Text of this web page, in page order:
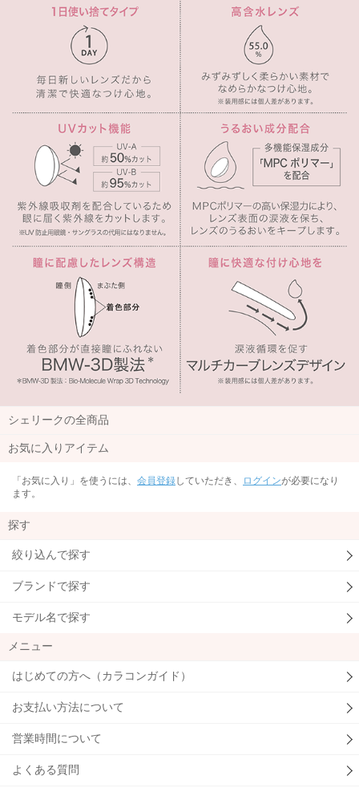
シェリークの全商品
お気に入りアイテム
「お気に入り」を使うには、 会員登録していただき、 ログインが必要になり
ます。
探す
絞り込んで探す
ブランドで探す
モデル名で探す
メニュー
はじめての方へ（カラコンガイド）
お支払い方法について
営業時間について
よくある質問